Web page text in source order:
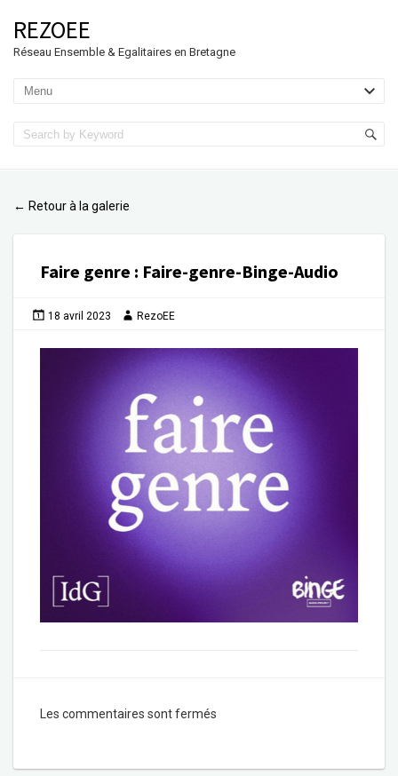
REZOEE
Réseau Ensemble & Egalitaires en Bretagne
← Retour à la galerie
Faire genre : Faire-genre-Binge-Audio
18 avril 2023 RezoEE
Les commentaires sont fermés